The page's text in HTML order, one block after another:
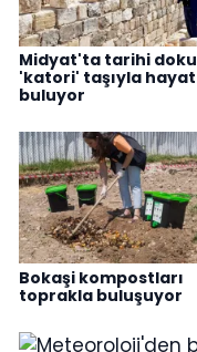
Midyat'ta tarihi doku
'katori' taşıyla hayat
buluyor
Bokaşi kompostları
toprakla buluşuyor